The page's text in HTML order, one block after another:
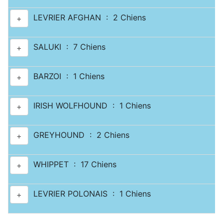
+ LEVRIER AFGHAN : 2 Chiens
+ SALUKI : 7 Chiens
+ BARZOI : 1 Chiens
+ IRISH WOLFHOUND : 1 Chiens
+ GREYHOUND : 2 Chiens
+ WHIPPET : 17 Chiens
+ LEVRIER POLONAIS : 1 Chiens